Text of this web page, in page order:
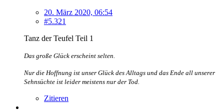
20. März 2020, 06:54
#5.321
Tanz der Teufel Teil 1
Das große Glück erscheint selten.
Nur die Hoffnung ist unser Glück des Alltags und das Ende all unserer
Sehnsüchte ist leider meistens nur der Tod.
Zitieren